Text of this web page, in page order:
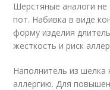
Шерстяные аналоги
пот. Набивка в виде
форму изделия
жесткость и риск
Наполнитель из шелка
аллергию. Для